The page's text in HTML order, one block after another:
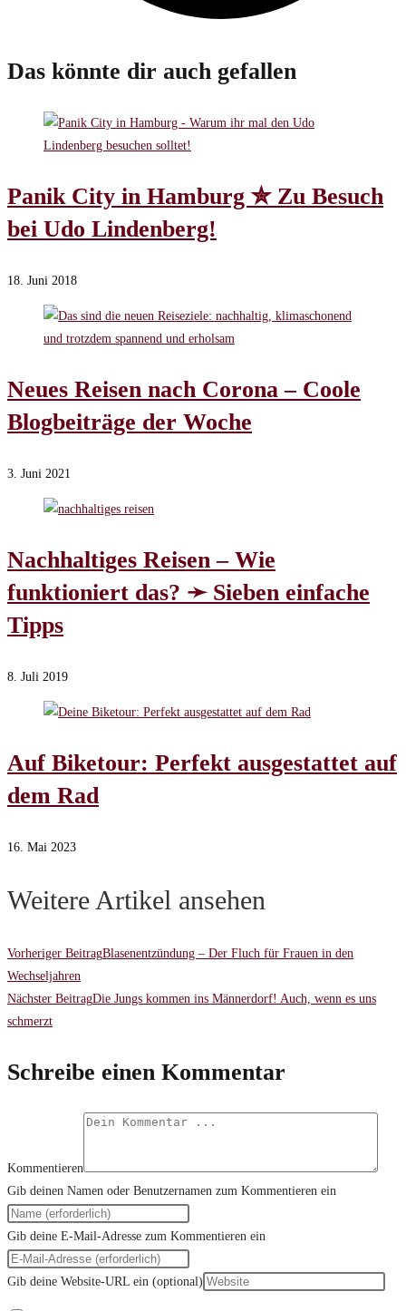
Das könnte dir auch gefallen
Panik City in Hamburg ✮ Zu Besuch
bei Udo Lindenberg!
18. Juni 2018
Neues Reisen nach Corona – Coole
Blogbeiträge der Woche
3. Juni 2021
Nachhaltiges Reisen – Wie
funktioniert das? ➛ Sieben einfache
Tipps
8. Juli 2019
Auf Biketour: Perfekt ausgestattet auf
dem Rad
16. Mai 2023
Weitere Artikel ansehen
Vorheriger BeitragBlasenentzündung – Der Fluch für Frauen in den
Wechseljahren
Nächster BeitragDie Jungs kommen ins Männerdorf! Auch, wenn es uns
schmerzt
Schreibe einen Kommentar
Kommentieren
Gib deinen Namen oder Benutzernamen zum Kommentieren ein
Gib deine E-Mail-Adresse zum Kommentieren ein
Gib deine Website-URL ein (optional)